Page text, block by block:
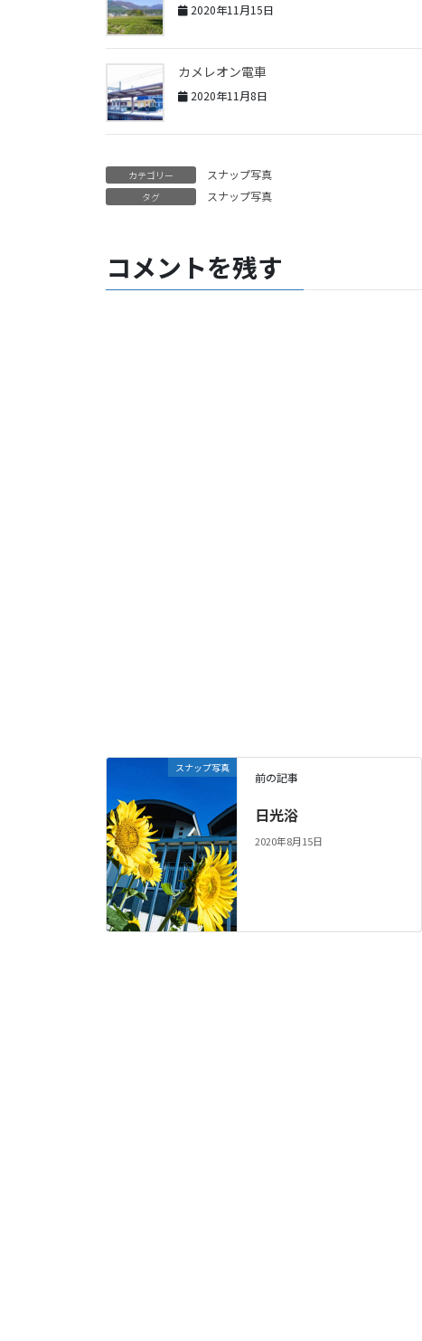
2020年11月15日
カメレオン電車
2020年11月8日
カテゴリー スナップ写真
タグ スナップ写真
コメントを残す
スナップ写真
前の記事
日光浴
2020年8月15日